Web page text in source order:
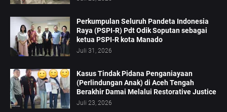
Perkumpulan Seluruh Pandeta Indonesia
Raya (PSPI-R) Pdt Odik Soputan sebagai
ketua PSPI-R kota Manado
Juli 31, 2026
Kasus Tindak Pidana Penganiayaan
(Perlindungan Anak) di Aceh Tengah
Berakhir Damai Melalui Restorative Justice
Juli 23, 2026